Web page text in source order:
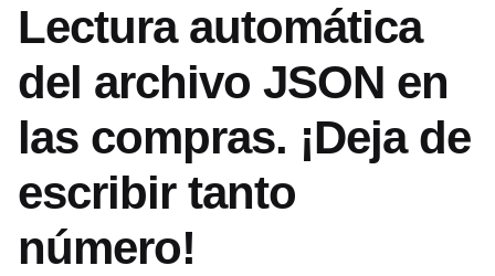
Lectura automática
del archivo JSON en
las compras. ¡Deja de
escribir tanto
número!